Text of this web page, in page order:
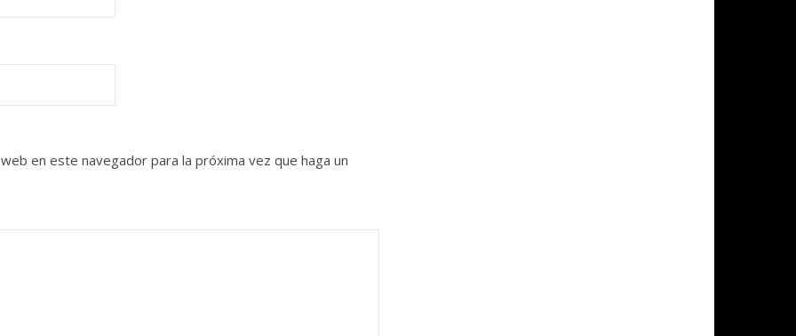
en este navegador para la próxima vez que haga un